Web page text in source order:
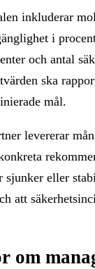
inkluderar
i
och antal
ska
mål.
levererar
sjunker eller
att
om